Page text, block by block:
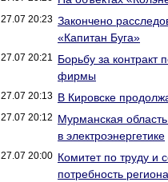
27.07 20:23 Закончено
«Капитан Буга»
27.07 20:21 Борьбу за контракт
фирмы
27.07 20:13 В Кировске
27.07 20:12 Мурманская
в электроэнергетике
27.07 20:00 Комитет по труду и
потребность